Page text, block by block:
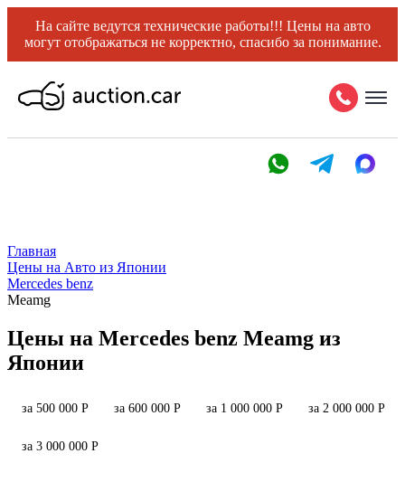
На сайте ведутся технические работы!!! Цены на авто
могут отображаться не корректно, спасибо за понимание.
Главная
Цены на Авто из Японии
Mercedes benz
Meamg
Цены на Mercedes benz Meamg из
Японии
за 500 000 Р за 600 000 Р за 1 000 000 Р за 2 000 000 Р
за 3 000 000 Р